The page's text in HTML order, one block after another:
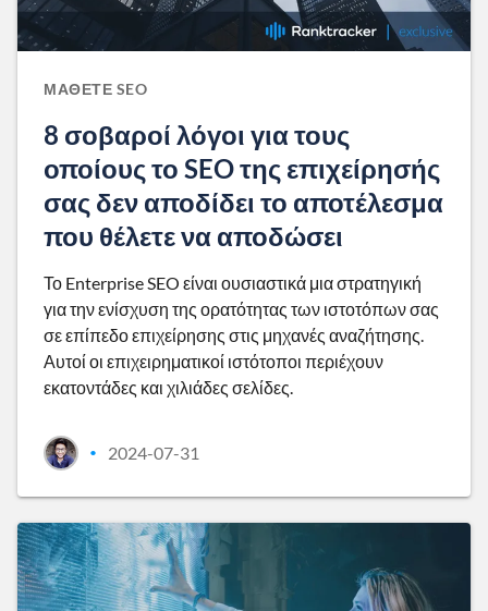
ΜΆΘΕΤΕ SEO
8 σοβαροί λόγοι για τους
οποίους το SEO της επιχείρησής
σας δεν αποδίδει το αποτέλεσμα
που θέλετε να αποδώσει
Το Enterprise SEO είναι ουσιαστικά μια στρατηγική
για την ενίσχυση της ορατότητας των ιστοτόπων σας
σε επίπεδο επιχείρησης στις μηχανές αναζήτησης.
Αυτοί οι επιχειρηματικοί ιστότοποι περιέχουν
εκατοντάδες και χιλιάδες σελίδες.
• 2024-07-31